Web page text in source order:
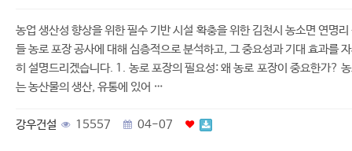
농업 생산성 향상을 위한 필수 기반 시설 확충을 위한 김천시 농소면 연명리
들 농로 포장 공사에 대해 심층적으로 분석하고, 그 중요성과 기대 효과를
히 설명드리겠습니다. 1. 농로 포장의 필요성: 왜 농로 포장이 중요한가?
는 농산물의 생산, 유통에 있어 …
강우건설 15557 04-07